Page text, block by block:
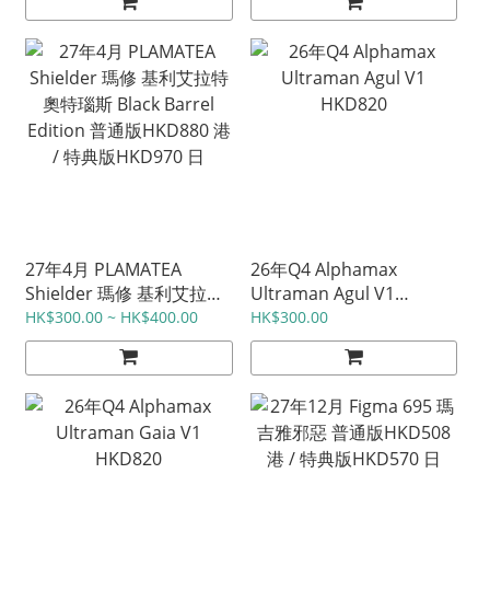
27年4月 PLAMATEA
Shielder 瑪修 基利艾拉特
奧特瑙斯 Black Barrel
Edition 普通版HKD880 港
/ 特典版HKD970 日
HK$300.00 ~ HK$400.00
26年Q4 Alphamax
Ultraman Agul V1
HKD820
HK$300.00